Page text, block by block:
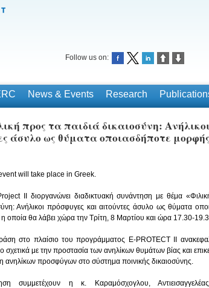
Follow us on:
News & Events Research
προς τα παιδιά δικαιοσύνη:
άσυλο ως θύματα οποιασδήποτε
will take place in Greek.
II διοργανώνει διαδικτυακή συνάντηση με θέμα
Ανήλικοι πρόσφυγες και αιτούντες άσυλο ως θύματα
οποία θα λάβει χώρα την Τρίτη, 8 Μαρτίου και ώρα 17.30-
στο πλαίσιο του προγράμματος E-PROTECT II
σχετικά με την προστασία των ανηλίκων θυμάτων βίας και
ανηλίκων προσφύγων στο σύστημα ποινικής δικαιοσύνης.
συμμετέχουν η κ. Καραμόσχογλου,